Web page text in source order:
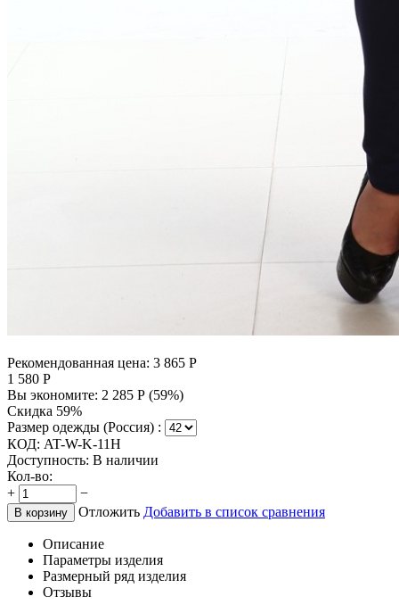
Рекомендованная цена: 3 865 Р
1 580 Р
Вы экономите: 2 285 Р (59%)
Скидка 59%
Размер одежды (Россия) :
КОД: AT-W-K-11H
Доступность: В наличии
Кол-во:
+
−
В корзину Отложить Добавить в список сравнения
Описание
Параметры изделия
Размерный ряд изделия
Отзывы